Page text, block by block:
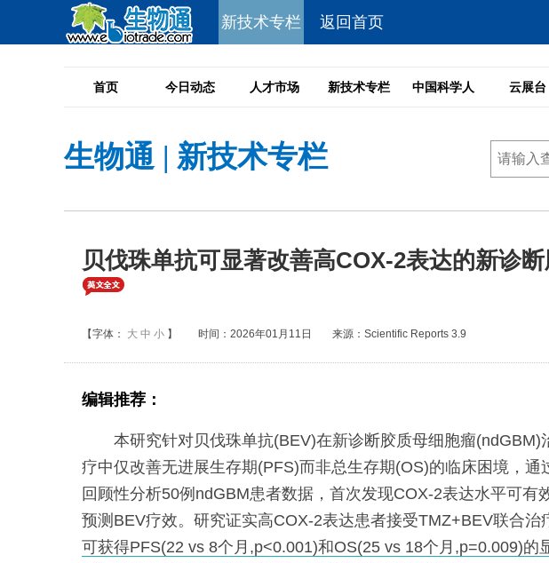
新技术专栏 返回首页
首页 今日动态 人才市场 新技术专栏 中国科学人 云展台
生物通 | 新技术专栏
贝伐珠单抗可显著改善高COX-2表达的新诊
【字体： 大 中 小 】 时间：2026年01月11日 来源：Scientific Reports 3.9
编辑推荐：
本研究针对贝伐珠单抗(BEV)在新诊断胶质母细胞瘤(ndGBM)
疗中仅改善无进展生存期(PFS)而非总生存期(OS)的临床困境，通
回顾性分析50例ndGBM患者数据，首次发现COX-2表达水平可有
预测BEV疗效。研究证实高COX-2表达患者接受TMZ+BEV联合治
可获得PFS(22 vs 8个月,p<0.001)和OS(25 vs 18个月,p=0.009)的